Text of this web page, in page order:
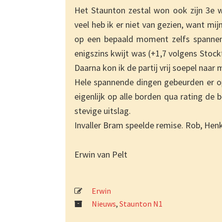
Het Staunton zestal won ook zijn 3e
veel heb ik er niet van gezien, want
op een bepaald moment zelfs
enigszins kwijt was (+1,7 volgens
Daarna kon ik de partij vrij soepel naar
Hele spannende dingen gebeurden
eigenlijk op alle borden qua rating de
stevige uitslag.
Invaller Bram speelde remise. Rob,
Erwin van Pelt
Erwin
Nieuws, Staunton N1